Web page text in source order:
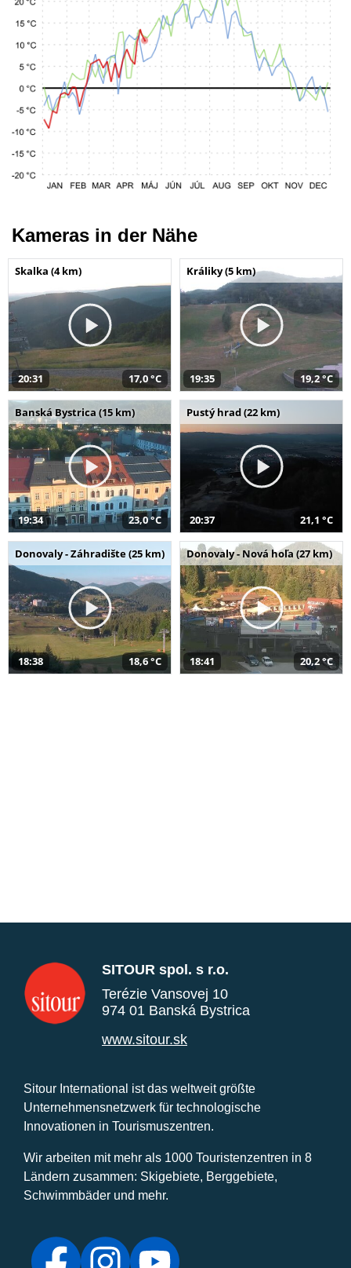
Kameras in der Nähe
Skalka (4 km)
20:31 17,0 °C
Králiky (5 km)
19:35 19,2 °C
Banská Bystrica (15 km)
19:34 23,0 °C
Pustý hrad (22 km)
20:37 21,1 °C
Donovaly - Záhradište (25 km)
18:38 18,6 °C
Donovaly - Nová hoľa (27 km)
18:41 20,2 °C
SITOUR spol. s r.o.
Terézie Vansovej 10
974 01 Banská Bystrica
www.sitour.sk
Sitour International ist das weltweit größte
Unternehmensnetzwerk für technologische
Innovationen in Tourismuszentren.
Wir arbeiten mit mehr als 1000 Touristenzentren in 8
Ländern zusammen: Skigebiete, Berggebiete,
Schwimmbäder und mehr.